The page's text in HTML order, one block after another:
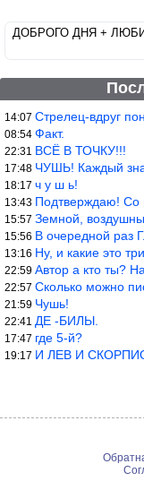
ДОБРОГО ДНЯ +
14:07 Стрелец-вдруг
08:54 Факт.
22:31 ВСЁ В ТОЧКУ!!!
17:48 ЧУШЬ! Каждый знак
18:17 ч у ш ь!
13:43 Подтверждаю! Со
15:57 Земной,
15:56 В очередной раз
13:16 Ну, и какие это
22:59 Автор а кто ты?
22:57 Сколько можно
21:59 Чушь!
22:41 ДЕ -БИЛЫ.
17:47 где 5-й?
19:17 И ЛЕВ И